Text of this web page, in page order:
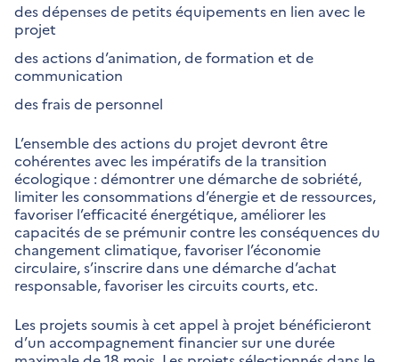
des dépenses de petits équipements en lien avec le
projet
des actions d’animation, de formation et de
communication
des frais de personnel
L’ensemble des actions du projet devront être
cohérentes avec les impératifs de la transition
écologique : démontrer une démarche de sobriété,
limiter les consommations d’énergie et de ressources,
favoriser l’efficacité énergétique, améliorer les
capacités de se prémunir contre les conséquences du
changement climatique, favoriser l’économie
circulaire, s’inscrire dans une démarche d’achat
responsable, favoriser les circuits courts, etc.
Les projets soumis à cet appel à projet bénéficieront
d’un accompagnement financier sur une durée